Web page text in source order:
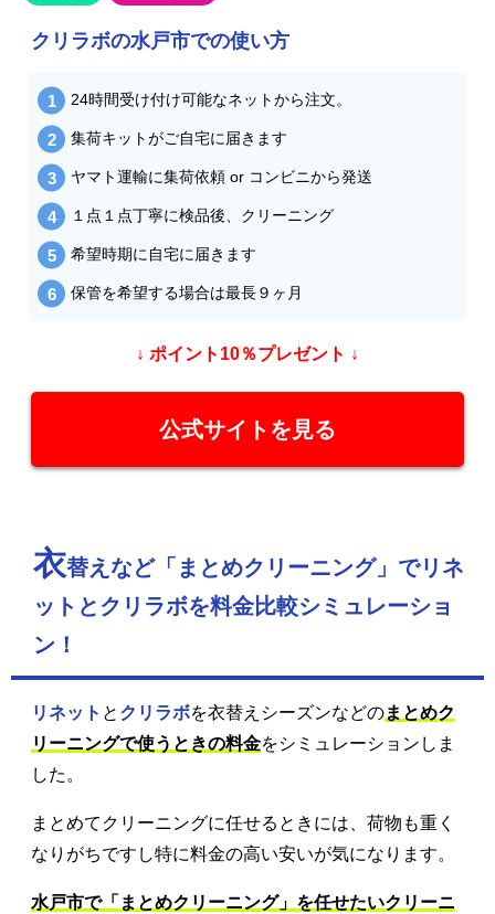
クリラボの水戸市での使い方
24時間受け付け可能なネットから注文。
集荷キットがご自宅に届きます
ヤマト運輸に集荷依頼 or コンビニから発送
１点１点丁寧に検品後、クリーニング
希望時期に自宅に届きます
保管を希望する場合は最長９ヶ月
↓ ポイント10％プレゼント ↓
公式サイトを見る
衣替えなど「まとめクリーニング」でリネ
ットとクリラボを料金比較シミュレーショ
ン！
リネット と クリラボを衣替えシーズンなどのまとめク
リーニングで使うときの料金をシミュレーションしま
した。
まとめてクリーニングに任せるときには、荷物も重く
なりがちですし特に料金の高い安いが気になります。
水戸市で「まとめクリーニング」を任せたいクリーニ